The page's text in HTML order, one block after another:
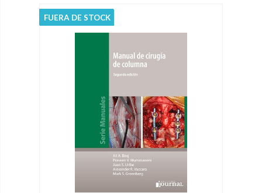
FUERA DE STOCK
FUERA DE STOCK